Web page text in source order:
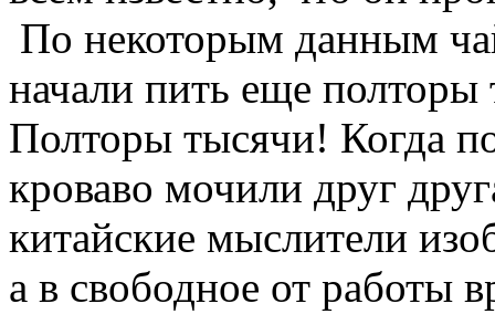
По некоторым данным
начали пить еще полторы
Полторы тысячи! Когда
кроваво мочили друг
китайские мыслители
а в свободное от работы